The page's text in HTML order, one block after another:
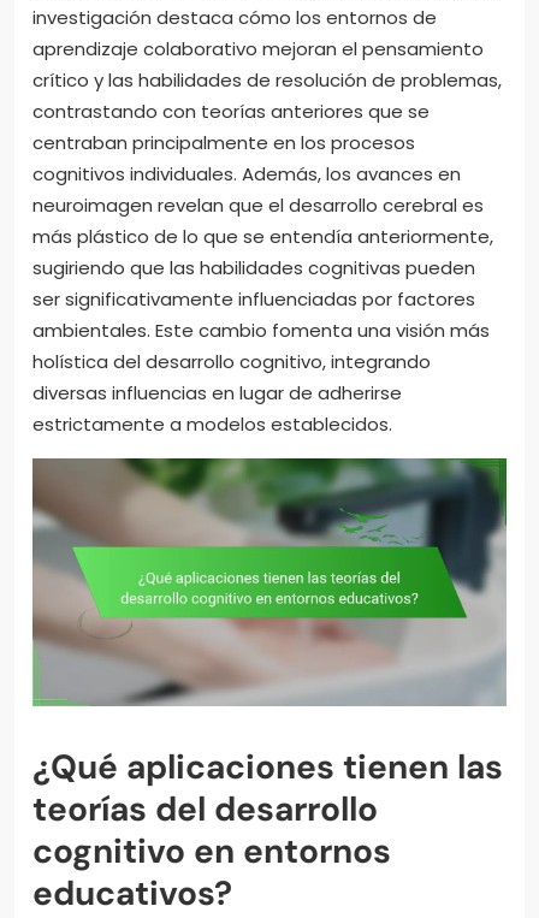
investigación destaca cómo los entornos de
aprendizaje colaborativo mejoran el pensamiento
crítico y las habilidades de resolución de problemas,
contrastando con teorías anteriores que se
centraban principalmente en los procesos
cognitivos individuales. Además, los avances en
neuroimagen revelan que el desarrollo cerebral es
más plástico de lo que se entendía anteriormente,
sugiriendo que las habilidades cognitivas pueden
ser significativamente influenciadas por factores
ambientales. Este cambio fomenta una visión más
holística del desarrollo cognitivo, integrando
diversas influencias en lugar de adherirse
estrictamente a modelos establecidos.
¿Qué aplicaciones tienen las
teorías del desarrollo
cognitivo en entornos
educativos?